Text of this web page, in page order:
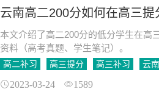
云南高二200分如何在高三提
本文介绍了高二200分的低分学生在高
资料（高考真题、学生笔记）。
高二补习 高三提分 高三补习 云
2023-03-24 1589